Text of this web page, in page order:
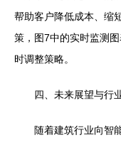
帮助客户降低成本、缩
策，图7中的实时监测
时调整策略。
四、未来展望与行
随着建筑行业向智